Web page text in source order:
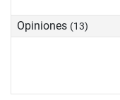
Opiniones (13)